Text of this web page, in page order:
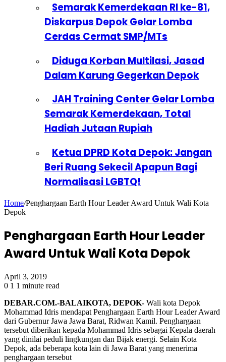
Semarak Kemerdekaan RI ke-81,
Diskarpus Depok Gelar Lomba
Cerdas Cermat SMP/MTs
Diduga Korban Multilasi, Jasad
Dalam Karung Gegerkan Depok
JAH Training Center Gelar Lomba
Semarak Kemerdekaan, Total
Hadiah Jutaan Rupiah
Ketua DPRD Kota Depok: Jangan
Beri Ruang Sekecil Apapun Bagi
Normalisasi LGBTQ!
Home/Penghargaan Earth Hour Leader Award Untuk Wali Kota
Depok
Penghargaan Earth Hour Leader
Award Untuk Wali Kota Depok
April 3, 2019
0 1 1 minute read
DEBAR.COM.-BALAIKOTA, DEPOK- Wali kota Depok
Mohammad Idris mendapat Penghargaan Earth Hour Leader Award
dari Gubernur Jawa Jawa Barat, Ridwan Kamil. Penghargaan
tersebut diberikan kepada Mohammad Idris sebagai Kepala daerah
yang dinilai peduli lingkungan dan Bijak energi. Selain Kota
Depok, ada beberapa kota lain di Jawa Barat yang menerima
penghargaan tersebut